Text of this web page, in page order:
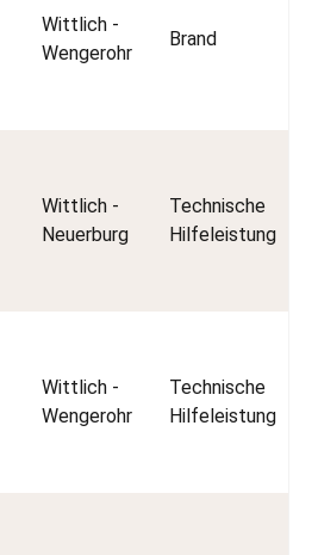
Wittlich -
Wengerohr
Brand
Wittlich -
Neuerburg
Technische
Hilfeleistung
Wittlich -
Wengerohr
Technische
Hilfeleistung